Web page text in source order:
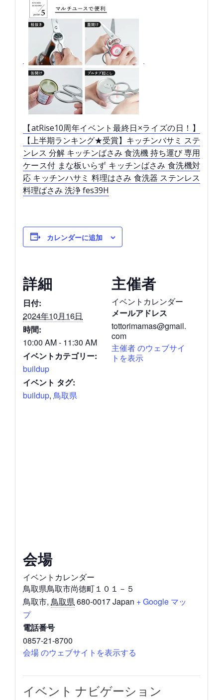
【atRise10周年イベント最終日×ライズの日！】
【上半期ランキング★受賞】キッチンバサミ ステ
ンレス 分解 キッチンばさみ 食洗機 持ち運び 専用
ケース付 まな板いらず キッチンばさみ 食洗機対
応 キッチンハサミ 料理はさみ 食洗器 ステンレス
料理ばさみ 洗浄 fes39H
カレンダーに追加
詳細
日付:
2024年10月16日
時間:
10:00 AM - 11:30 AM
イベントカテゴリー:
buildup
イベント タグ:
buildup, 鳥取県
主催者
イベントカレンダー
メールアドレス
tottorimamas@gmail.
com
主催者 のウェブサイ
トを表示
会場
イベントカレンダー
鳥取県鳥取市尚徳町１０１－５
鳥取市, 鳥取県680-0017Japan + Google マッ
プ
電話番号
0857-21-8700
会場 のウェブサイトを表示する
イベント ナビゲーション